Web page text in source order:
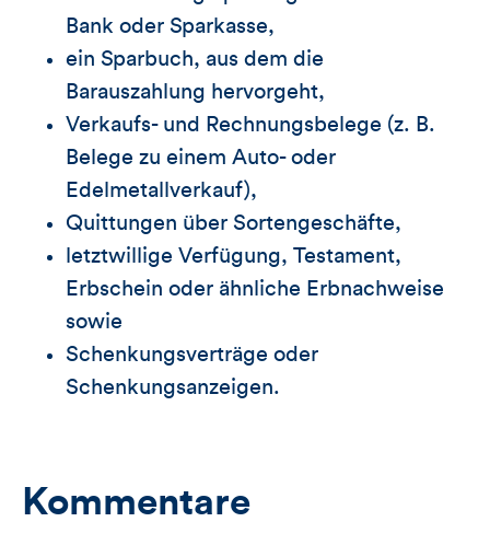
Bank oder Sparkasse,
ein Sparbuch, aus dem die
Barauszahlung hervorgeht,
Verkaufs- und Rechnungsbelege (z. B.
Belege zu einem Auto- oder
Edelmetallverkauf),
Quittungen über Sortengeschäfte,
letztwillige Verfügung, Testament,
Erbschein oder ähnliche Erbnachweise
sowie
Schenkungsverträge oder
Schenkungsanzeigen.
Kommentare